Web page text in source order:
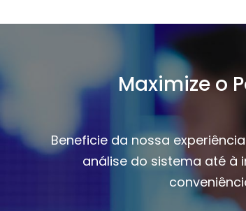
Maximize o
Beneficie da nossa
análise do sistema até à